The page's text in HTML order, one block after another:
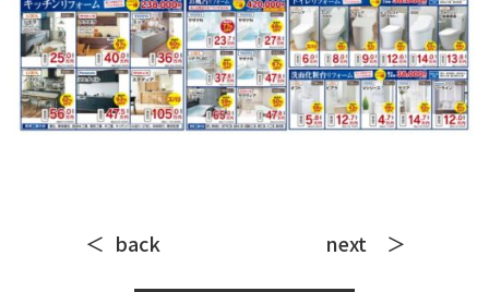
back next